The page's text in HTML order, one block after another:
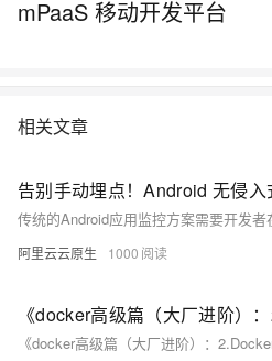
mPaaS 移动开发平台
相关文章
告别手动埋点！Android 无侵
阿里云云原生 1000